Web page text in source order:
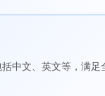
中文、英文等，满足